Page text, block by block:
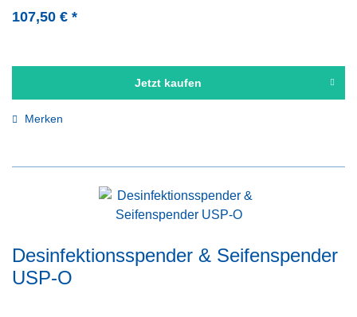
107,50 € *
Jetzt kaufen
Merken
Desinfektionsspender & Seifenspender
USP-O